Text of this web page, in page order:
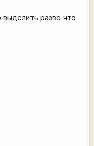
разве что